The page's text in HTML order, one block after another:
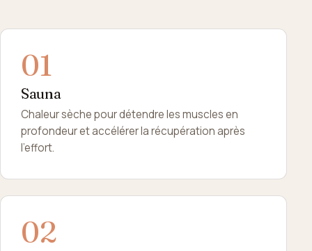
Sauna
Chaleur sèche pour détendre les muscles en
profondeur et accélérer la récupération après
l'effort.